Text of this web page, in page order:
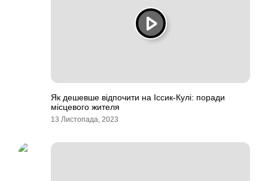
Як дешевше відпочити на Іссик-Кулі: поради
місцевого жителя
13 Листопада, 2023